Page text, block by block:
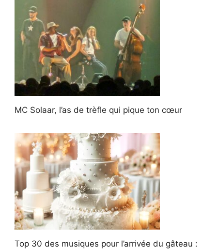
MC Solaar, l’as de trèfle qui pique ton cœur
Top 30 des musiques pour l’arrivée du gâteau :